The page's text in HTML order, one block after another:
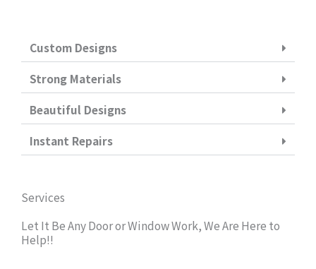
Services
Let It Be Any Door or Window Work, We Are Here to
Help!!
Custom Designs
Strong Materials
Beautiful Designs
Instant Repairs